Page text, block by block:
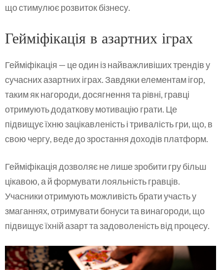
що стимулює розвиток бізнесу.
Гейміфікація в азартних іграх
Гейміфікація — це один із найважливіших трендів у
сучасних азартних іграх. Завдяки елементам ігор,
таким як нагороди, досягнення та рівні, гравці
отримують додаткову мотивацію грати. Це
підвищує їхню зацікавленість і тривалість гри, що, в
свою чергу, веде до зростання доходів платформ.
Гейміфікація дозволяє не лише зробити гру більш
цікавою, а й формувати лояльність гравців.
Учасники отримують можливість брати участь у
змаганнях, отримувати бонуси та винагороди, що
підвищує їхній азарт та задоволеність від процесу.